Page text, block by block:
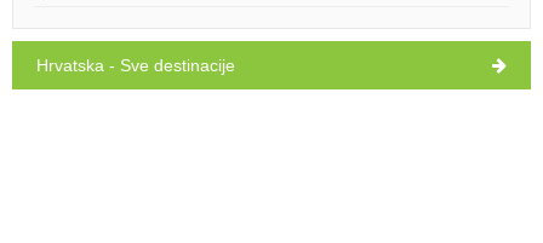
Hrvatska - Sve destinacije